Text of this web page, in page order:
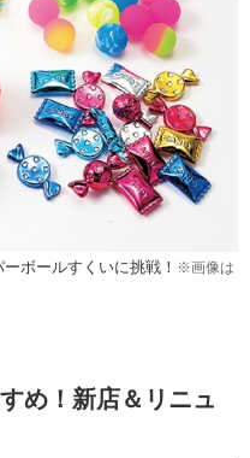
ボールすくいに挑戦！ ※画像は
め！新店＆リニュ